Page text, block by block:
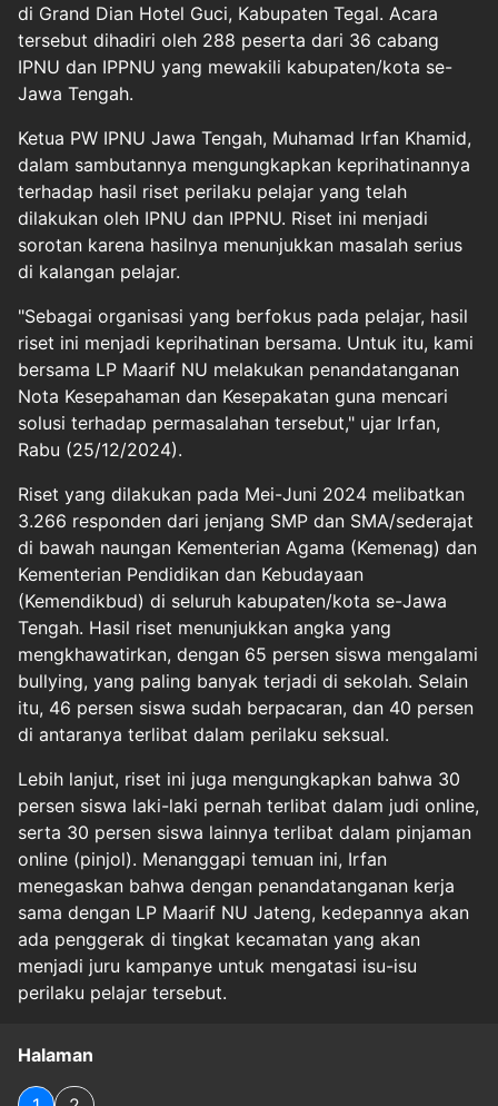
di Grand Dian Hotel Guci, Kabupaten Tegal. Acara
tersebut dihadiri oleh 288 peserta dari 36 cabang
IPNU dan IPPNU yang mewakili kabupaten/kota se-
Jawa Tengah.
Ketua PW IPNU Jawa Tengah, Muhamad Irfan Khamid,
dalam sambutannya mengungkapkan keprihatinannya
terhadap hasil riset perilaku pelajar yang telah
dilakukan oleh IPNU dan IPPNU. Riset ini menjadi
sorotan karena hasilnya menunjukkan masalah serius
di kalangan pelajar.
"Sebagai organisasi yang berfokus pada pelajar, hasil
riset ini menjadi keprihatinan bersama. Untuk itu, kami
bersama LP Maarif NU melakukan penandatanganan
Nota Kesepahaman dan Kesepakatan guna mencari
solusi terhadap permasalahan tersebut," ujar Irfan,
Rabu (25/12/2024).
Riset yang dilakukan pada Mei-Juni 2024 melibatkan
3.266 responden dari jenjang SMP dan SMA/sederajat
di bawah naungan Kementerian Agama (Kemenag) dan
Kementerian Pendidikan dan Kebudayaan
(Kemendikbud) di seluruh kabupaten/kota se-Jawa
Tengah. Hasil riset menunjukkan angka yang
mengkhawatirkan, dengan 65 persen siswa mengalami
bullying, yang paling banyak terjadi di sekolah. Selain
itu, 46 persen siswa sudah berpacaran, dan 40 persen
di antaranya terlibat dalam perilaku seksual.
Lebih lanjut, riset ini juga mengungkapkan bahwa 30
persen siswa laki-laki pernah terlibat dalam judi online,
serta 30 persen siswa lainnya terlibat dalam pinjaman
online (pinjol). Menanggapi temuan ini, Irfan
menegaskan bahwa dengan penandatanganan kerja
sama dengan LP Maarif NU Jateng, kedepannya akan
ada penggerak di tingkat kecamatan yang akan
menjadi juru kampanye untuk mengatasi isu-isu
perilaku pelajar tersebut.
Halaman